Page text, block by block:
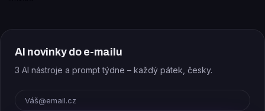
AI novinky do e-mailu
3 AI nástroje a prompt týdne – každý pátek, česky.